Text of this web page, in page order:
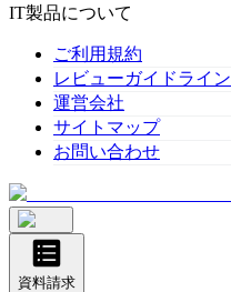
IT製品について
ご利用規約
レビューガイドライン
運営会社
サイトマップ
お問い合わせ
資料請求